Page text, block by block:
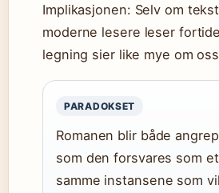
Implikasjonen: Selv om
moderne lesere leser
legning sier like mye om
PARADOKSET
Romanen blir både
som den forsvares som
samme instansene som